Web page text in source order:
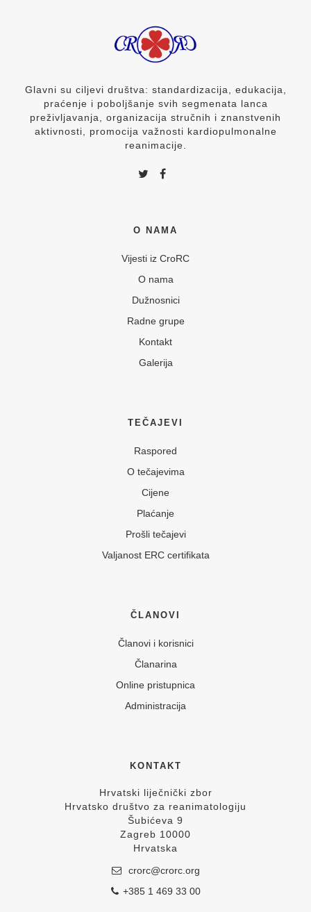
Glavni su ciljevi društva: standardizacija, edukacija,
praćenje i poboljšanje svih segmenata lanca
preživljavanja, organizacija stručnih i znanstvenih
aktivnosti, promocija važnosti kardiopulmonalne
reanimacije.
O NAMA
Vijesti iz CroRC
O nama
Dužnosnici
Radne grupe
Kontakt
Galerija
TEČAJEVI
Raspored
O tečajevima
Cijene
Plaćanje
Prošli tečajevi
Valjanost ERC certifikata
ČLANOVI
Članovi i korisnici
Članarina
Online pristupnica
Administracija
KONTAKT
Hrvatski liječnički zbor
Hrvatsko društvo za reanimatologiju
Šubićeva 9
Zagreb 10000
Hrvatska
crorc@crorc.org
+385 1 469 33 00